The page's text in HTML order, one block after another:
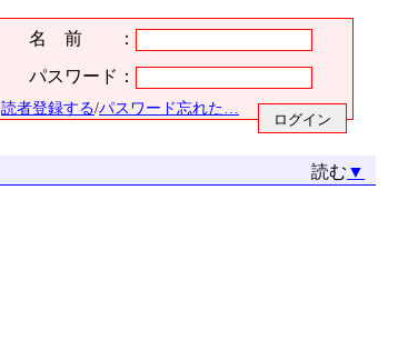
名 前 ：
パスワード：
読者登録する/パスワード忘れた…
読む ▼